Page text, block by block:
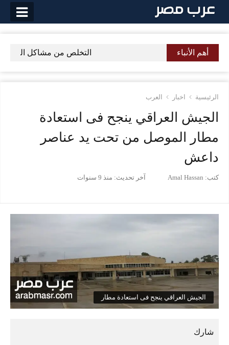
التخطي
أهم الأنباء التخلص من مشاكل الهضم
الرئيسية اخبار العرب
الجيش العراقي ينجح فى استعادة
مطار الموصل من تحت يد عناصر
داعش
كتب: Amal Hassan آخر تحديث: منذ 9 سنوات
الجيش العراقي ينجح فى استعادة مطار